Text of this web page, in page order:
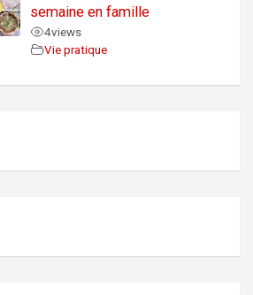
semaine en famille
4views
Vie pratique